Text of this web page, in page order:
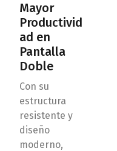
Mayor
Productivid
ad en
Pantalla
Doble
Con su
estructura
resistente y
diseño
moderno,